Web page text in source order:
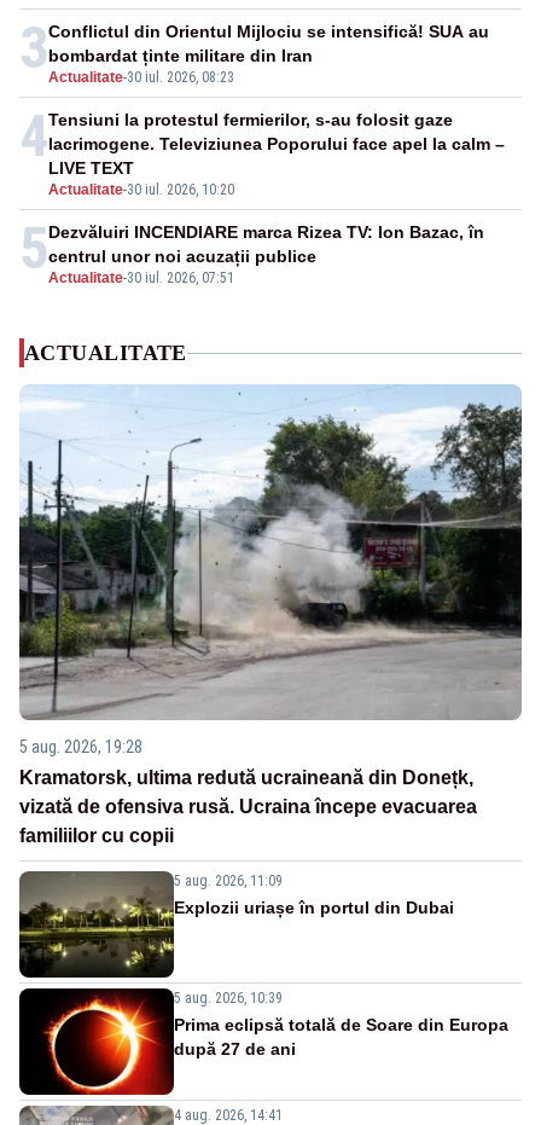
3Actualitate-30 iul. 2026, 08:23
Conflictul din Orientul Mijlociu se intensifică! SUA au
bombardat ținte militare din Iran
4
Actualitate-30 iul. 2026, 10:20
Tensiuni la protestul fermierilor, s-au folosit gaze
lacrimogene. Televiziunea Poporului face apel la calm –
LIVE TEXT
5Actualitate-30 iul. 2026, 07:51
Dezvăluiri INCENDIARE marca Rizea TV: Ion Bazac, în
centrul unor noi acuzații publice
ACTUALITATE
5 aug. 2026, 19:28
Kramatorsk, ultima redută ucraineană din Donețk,
vizată de ofensiva rusă. Ucraina începe evacuarea
familiilor cu copii
5 aug. 2026, 11:09
Explozii uriașe în portul din Dubai
5 aug. 2026, 10:39
Prima eclipsă totală de Soare din Europa
după 27 de ani
4 aug. 2026, 14:41